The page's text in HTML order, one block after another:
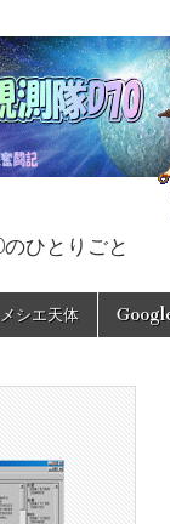
観
ひとりごと
メシエ天体